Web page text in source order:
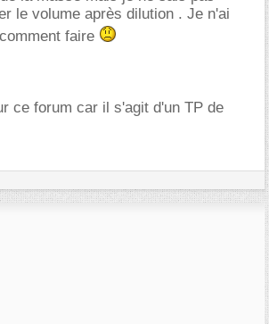
le volume après dilution . Je n'ai
faire
ce forum car il s'agit d'un TP de